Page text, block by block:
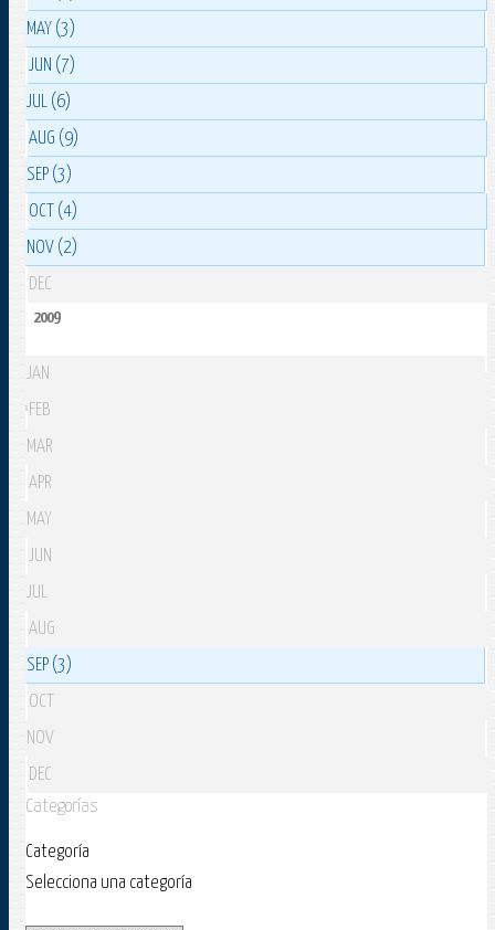
MAY (3)
JUN (7)
JUL (6)
AUG (9)
SEP (3)
OCT (4)
NOV (2)
DEC
2009
JAN
FEB
MAR
APR
MAY
JUN
JUL
AUG
SEP (3)
OCT
NOV
DEC
Categorías
Categoría
Selecciona una categoría